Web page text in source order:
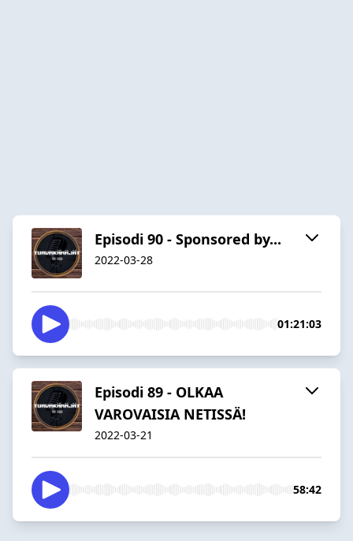
Episodi 90 - Sponsored by...
2022-03-28
01:21:03
Episodi 89 - OLKAA
VAROVAISIA NETISSÄ!
2022-03-21
58:42